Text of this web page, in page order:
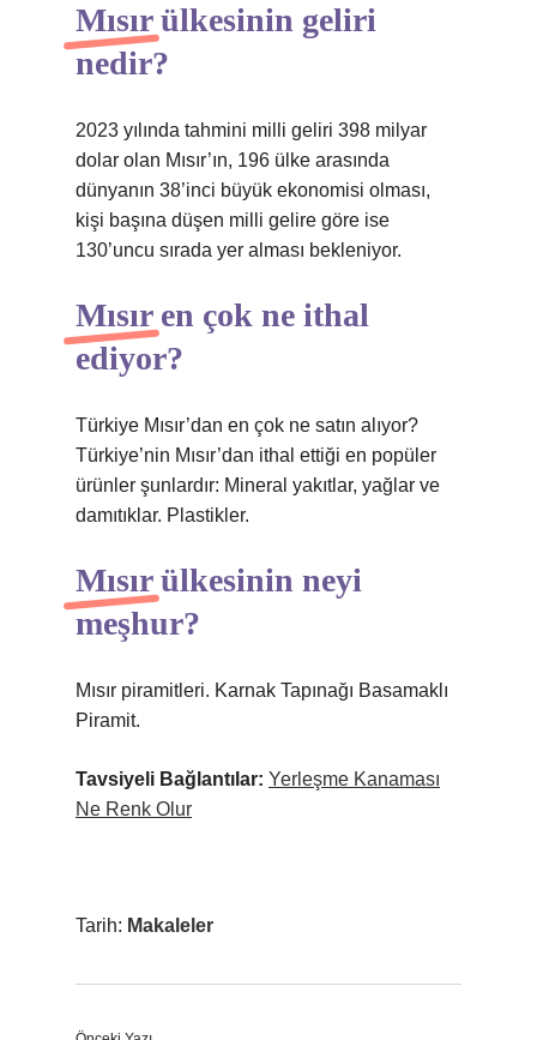
Mısır ülkesinin geliri
nedir?
2023 yılında tahmini milli geliri 398 milyar
dolar olan Mısır’ın, 196 ülke arasında
dünyanın 38’inci büyük ekonomisi olması,
kişi başına düşen milli gelire göre ise
130’uncu sırada yer alması bekleniyor.
Mısır en çok ne ithal
ediyor?
Türkiye Mısır’dan en çok ne satın alıyor?
Türkiye’nin Mısır’dan ithal ettiği en popüler
ürünler şunlardır: Mineral yakıtlar, yağlar ve
damıtıklar. Plastikler.
Mısır ülkesinin neyi
meşhur?
Mısır piramitleri. Karnak Tapınağı Basamaklı
Piramit.
Tavsiyeli Bağlantılar: Yerleşme Kanaması
Ne Renk Olur
Tarih: Makaleler